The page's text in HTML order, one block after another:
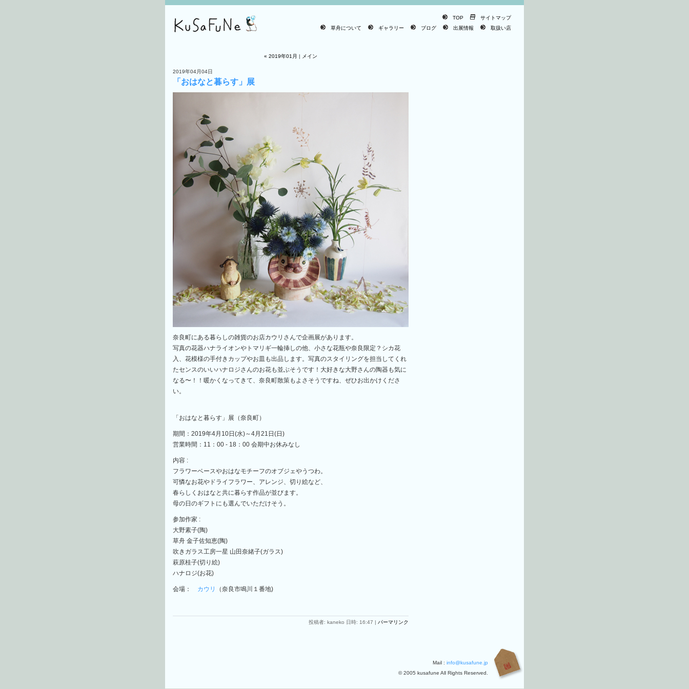
TOP
サイトマップ
草舟について
ギャラリー ブログ 出展情報 取扱い店
« 2019年01月 | メイン
2019年04月04日
「おはなと暮らす」展
奈良町にある暮らしの雑貨のお店カウリさんで企画展があります。
写真の花器ハナライオンやトマリギ一輪挿しの他、小さな花瓶や奈良限定？シカ花
入、花模様の手付きカップやお皿も出品します。写真のスタイリングを担当してくれ
たセンスのいいハナロジさんのお花も並ぶそうです！大好きな大野さんの陶器も気に
なる〜！！暖かくなってきて、奈良町散策もよさそうですね、ぜひお出かけくださ
い。
「おはなと暮らす」展（奈良町）
期間：2019年4月10日(水)～4月21日(日)
営業時間：11：00 - 18：00 会期中お休みなし
内容 :
フラワーベースやおはなモチーフのオブジェやうつわ。
可憐なお花やドライフラワー、アレンジ、切り絵など、
春らしくおはなと共に暮らす作品が並びます。
母の日のギフトにも選んでいただけそう。
参加作家 :
大野素子(陶)
草舟 金子佐知恵(陶)
吹きガラス工房一星 山田奈緒子(ガラス)
萩原桂子(切り絵)
ハナロジ(お花)
会場： カウリ （奈良市鳴川１番地)
投稿者: kaneko 日時: 16:47 | パーマリンク
Mail : info@kusafune.jp
© 2005 kusafune All Rights Reserved.